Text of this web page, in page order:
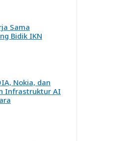
Sama
Bidik IKN
Nokia, dan
Infrastruktur AI